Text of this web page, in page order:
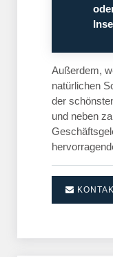
Außerdem,
natürlichen
der
und neben